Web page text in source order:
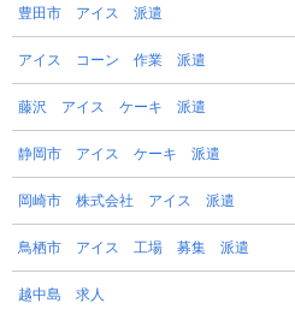
豊田市 アイス 派遣
アイス コーン 作業 派遣
藤沢 アイス ケーキ 派遣
静岡市 アイス ケーキ 派遣
岡崎市 株式会社 アイス 派遣
鳥栖市 アイス 工場 募集 派遣
越中島 求人